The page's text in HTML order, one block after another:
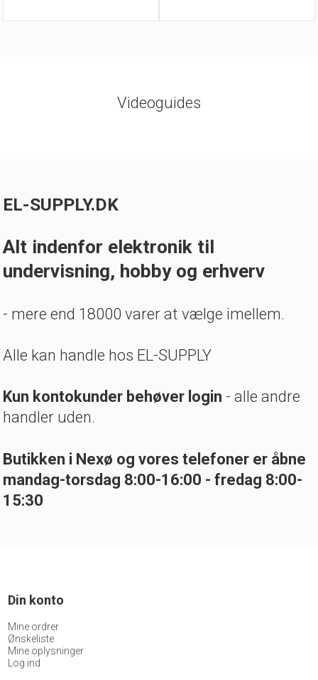
Videoguides
EL-SUPPLY.DK
Alt indenfor elektronik til
undervisning, hobby og erhverv
- mere end 18000 varer at vælge imellem.
Alle kan handle hos EL-SUPPLY
Kun kontokunder behøver login - alle andre
handler uden.
Butikken i Nexø og vores telefoner er åbne
mandag-torsdag 8:00-16:00 - fredag 8:00-
15:30
Din konto
Mine ordrer
Ønskeliste
Mine oplysninger
Log ind